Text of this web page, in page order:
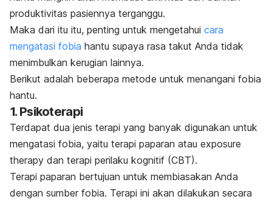
produktivitas pasiennya terganggu.
Maka dari itu itu, penting untuk mengetahui cara
mengatasi fobia hantu supaya rasa takut Anda tidak
menimbulkan kerugian lainnya.
Berikut adalah beberapa metode untuk menangani fobia
hantu.
1. Psikoterapi
Terdapat dua jenis terapi yang banyak digunakan untuk
mengatasi fobia, yaitu terapi paparan atau exposure
therapy dan terapi perilaku kognitif (CBT).
Terapi paparan bertujuan untuk membiasakan Anda
dengan sumber fobia. Terapi ini akan dilakukan secara